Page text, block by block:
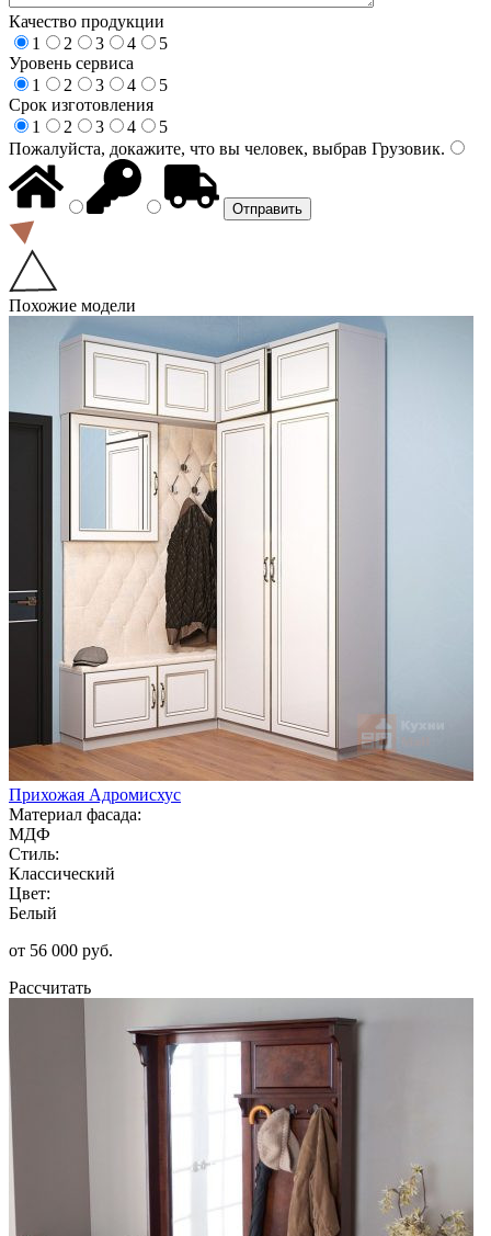
Качество продукции
1
2 3 4
5
Уровень сервиса
1
2 3 4
5
Срок изготовления
1
2 3 4
5
Пожалуйста, докажите, что вы человек, выбрав Грузовик.
Похожие модели
Прихожая Адромисхус
Материал фасада:
МДФ
Стиль:
Классический
Цвет:
Белый
от 56 000 руб.
Рассчитать